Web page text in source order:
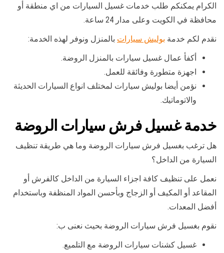
الكرام يمكنكم طلب خدمات غسيل السيارات من اي منطقة أو
محافظة في الكويت وعلى مدار 24 ساعة.
نقدم لكم خدمة بوليش سيارات بالمنزل ونوفر لهذه الخدمة:
أكفأ عمال غسيل سيارات بالمنزل الروضة.
اجهزة متطورة وفائقة للعمل.
نؤمن أيضا بوليش سيارات لمختلف انواع السيارات الحديثة
والاتوماتيك.
خدمة غسيل فرش سيارات الروضة
هل ترغب بغسيل فرش سيارات الروضة وما هي طريقة تنظيف
السيارة من الداخل؟
نعمل على تنظيف كافة اجزاء السيارة من الداخل كالفرش أو
المقاعد أو المكيف أو الزجاج وبأحسن المواد المنظفة وباستخدام
أفضل المعدات.
نقوم بغسيل فرش سيارات الروضة بحيث نعنى ب:
غسيل كشنات سيارات الروضة مع التلميع.